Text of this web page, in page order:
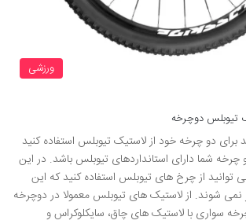
ورزشی
تیوبلس دوچرخه
برای دو چرخه خود از لاستیک تیوبلس استفاده کنید
چرخه شما دارای استانداردهای تیوبلس باشد. در این
از چرخ های تیوبلس استفاده کنید که این
شوند. از لاستیک های تیوبلس معمولا در دوچرخه
سواری با لاستیک های چاق، سایکلوکراس و